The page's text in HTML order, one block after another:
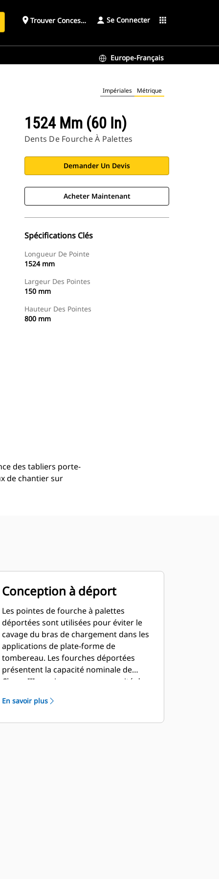
place Trouver ConcessionnaireSe Connecter apps
Europe-Français
Impériales Métrique
1524 Mm (60 In)
Dents De Fourche À Palettes
Demander Un Devis
Acheter Maintenant
Spécifications Clés
Longueur De Pointe
1524 mm
Largeur Des Pointes
150 mm
Hauteur Des Pointes
800 mm
des tabliers porte-
de chantier sur
Conception à déport
Les pointes de fourche à palettes
déportées sont utilisées pour éviter le
cavage du bras de chargement dans les
applications de plate-forme de
tombereau. Les fourches déportées
présentent la capacité nominale de
Classe III requise pour une capacité de
En savoir plus